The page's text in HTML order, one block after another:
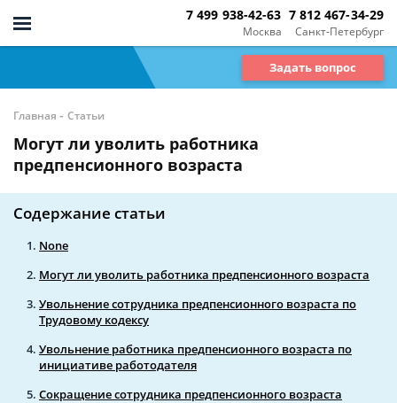
Москва
7 499 938-42-63
Санкт-Петербург
7 812 467-34-29
Задать вопрос
Главная - Статьи
Могут ли уволить работника
предпенсионного возраста
Содержание статьи
None
Могут ли уволить работника предпенсионного возраста
Увольнение сотрудника предпенсионного возраста по
Трудовому кодексу
Увольнение работника предпенсионного возраста по
инициативе работодателя
Сокращение сотрудника предпенсионного возраста